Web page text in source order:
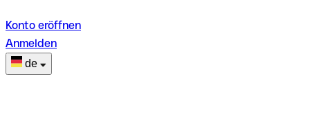
Konto eröffnen
Anmelden
de